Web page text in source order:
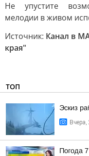
Не упустите
мелодии в живом
Источник: Канал в
края"
ТОП
Эскиз
Погода 7